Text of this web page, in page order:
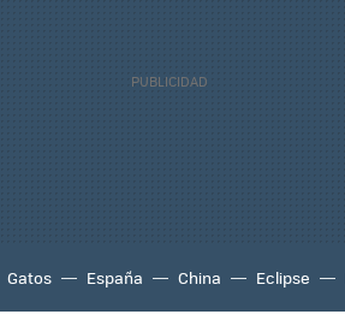
Gatos España China Eclipse